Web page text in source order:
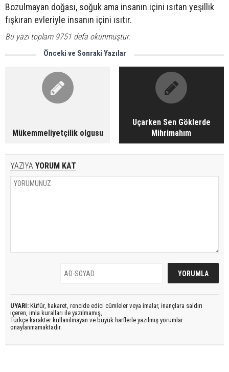
Bozulmayan doğası, soğuk ama insanın içini ısıtan yeşillik
fışkıran evleriyle insanın içini ısıtır.
Bu yazı toplam 9751 defa okunmuştur.
Önceki ve Sonraki Yazılar
Mükemmeliyetçilik olgusu
Uçarken Sen Göklerde
Mihrimahım
YAZIYA YORUM KAT
UYARI: Küfür, hakaret, rencide edici cümleler veya imalar, inançlara saldırı
içeren, imla kuralları ile yazılmamış,
Türkçe karakter kullanılmayan ve büyük harflerle yazılmış yorumlar
onaylanmamaktadır.